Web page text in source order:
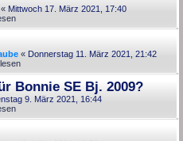
« Mittwoch 17. März 2021, 17:40
« Donnerstag 11. März 2021, 21:42
Bonnie SE Bj. 2009?
9. März 2021, 16:44